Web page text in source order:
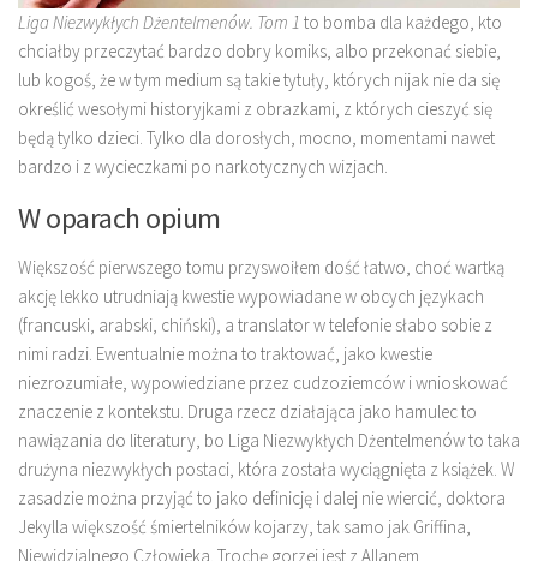
Liga Niezwykłych Dżentelmenów. Tom 1 to bomba dla każdego, kto
chciałby przeczytać bardzo dobry komiks, albo przekonać siebie,
lub kogoś, że w tym medium są takie tytuły, których nijak nie da się
określić wesołymi historyjkami z obrazkami, z których cieszyć się
będą tylko dzieci. Tylko dla dorosłych, mocno, momentami nawet
bardzo i z wycieczkami po narkotycznych wizjach.
W oparach opium
Większość pierwszego tomu przyswoiłem dość łatwo, choć wartką
akcję lekko utrudniają kwestie wypowiadane w obcych językach
(francuski, arabski, chiński), a translator w telefonie słabo sobie z
nimi radzi. Ewentualnie można to traktować, jako kwestie
niezrozumiałe, wypowiedziane przez cudzoziemców i wnioskować
znaczenie z kontekstu. Druga rzecz działająca jako hamulec to
nawiązania do literatury, bo Liga Niezwykłych Dżentelmenów to taka
drużyna niezwykłych postaci, która została wyciągnięta z książek. W
zasadzie można przyjąć to jako definicję i dalej nie wiercić, doktora
Jekylla większość śmiertelników kojarzy, tak samo jak Griffina,
Niewidzialnego Człowieka. Trochę gorzej jest z Allanem